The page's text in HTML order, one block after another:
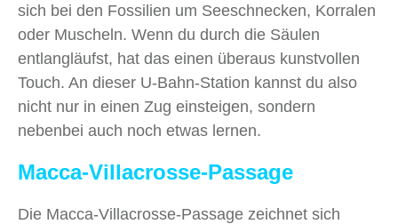
sich bei den Fossilien um Seeschnecken, Korralen
oder Muscheln. Wenn du durch die Säulen
entlangläufst, hat das einen überaus kunstvollen
Touch. An dieser U-Bahn-Station kannst du also
nicht nur in einen Zug einsteigen, sondern
nebenbei auch noch etwas lernen.
Macca-Villacrosse-Passage
Die Macca-Villacrosse-Passage zeichnet sich